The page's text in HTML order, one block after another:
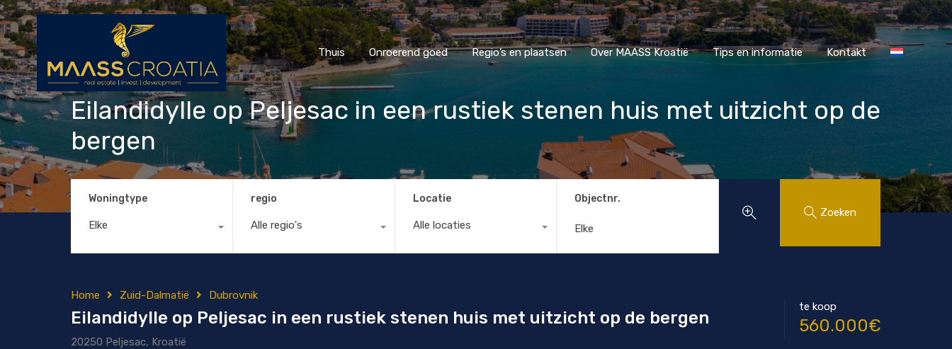
Thuis Onroerend goed Regio’s en plaatsen Over MAASS Kroatië Tips en informatie Kontakt
Thuis Onroerend goed Regio’s en plaatsen Over MAASS Kroatië Tips en informatie Kontakt
Eilandidylle op Peljesac in een rustiek stenen huis met uitzicht op de
bergen
Woningtype
Elke
regio
Alle regio's
Locatie
Alle locaties
Objectnr.
Zoeken
Home Zuid-Dalmatië Dubrovnik
Eilandidylle op Peljesac in een rustiek stenen huis met uitzicht op de bergen
20250 Peljesac, Kroatië
te koop
560.000€